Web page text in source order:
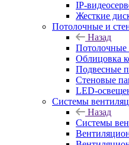
IP-
Жесткие
Потолочные и
Назад
Потолочные
Облицовка
Подвесные
Стеновые
LED-
Системы
Назад
Системы